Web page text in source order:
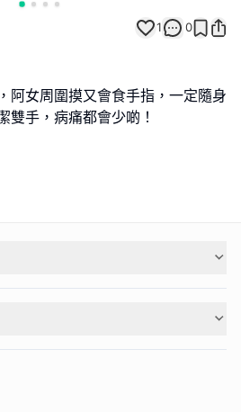
1 0
阿女周圍摸又會食手指，一定隨身